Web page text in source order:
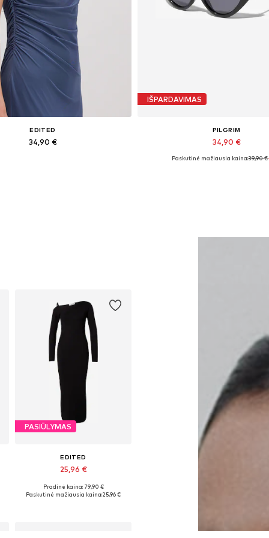
EDITED
34,90 €
IŠPARDAVIMAS
PILGRIM
34,90 €
Paskutinė mažiausia kaina:39,90 €
PASIŪLYMAS
EDITED
25,96 €
Galimi dydžiai: 34, 36, 38, 40, 42
Pradinė kaina: 79,90 €
Paskutinė mažiausia kaina:25,96 €